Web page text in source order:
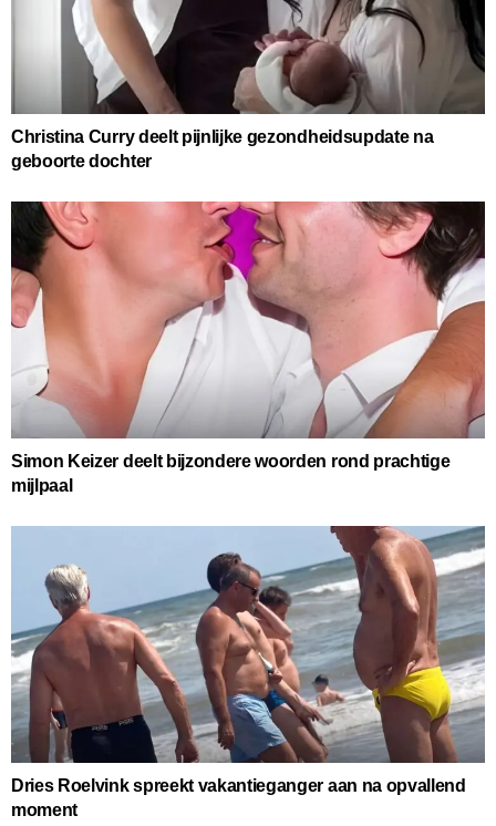
Christina Curry deelt pijnlijke gezondheidsupdate na
geboorte dochter
Simon Keizer deelt bijzondere woorden rond prachtige
mijlpaal
Dries Roelvink spreekt vakantieganger aan na opvallend
moment